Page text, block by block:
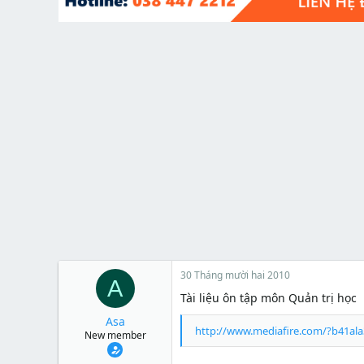
t
A
Asa
New member
30 Tháng mười hai 2010
Tài liệu ôn tập môn Quản trị học
http://www.mediafire.com/